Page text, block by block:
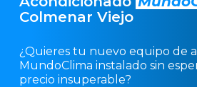
Colmenar Viejo
¿Quieres tu nuevo equipo de
MundoClima instalado sin
precio insuperable?